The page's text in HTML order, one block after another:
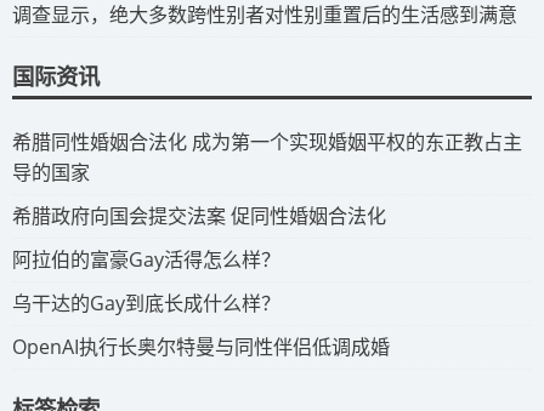
调查显示，绝大多数跨性别者对性别重置后的生活感到满意
国际资讯
​希腊同性婚姻合法化 成为第一个实现婚姻平权的东正教占主
导的国家
​希腊政府向国会提交法案 促同性婚姻合法化
​阿拉伯的富豪Gay活得怎么样？
​乌干达的Gay到底长成什么样？
​OpenAI执行长奥尔特曼与同性伴侣低调成婚